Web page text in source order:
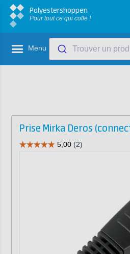
Polyestershoppen
Pour tout ce qui colle !
Menu Trouver un
Prise Mirka Deros